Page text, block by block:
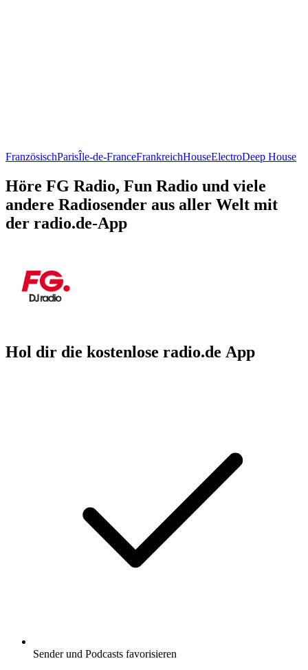
FranzösischParisÎle-de-FranceFrankreichHouseElectroDeep House
Höre FG Radio, Fun Radio und viele
andere Radiosender aus aller Welt mit
der radio.de-App
Hol dir die kostenlose radio.de App
Sender und Podcasts favorisieren